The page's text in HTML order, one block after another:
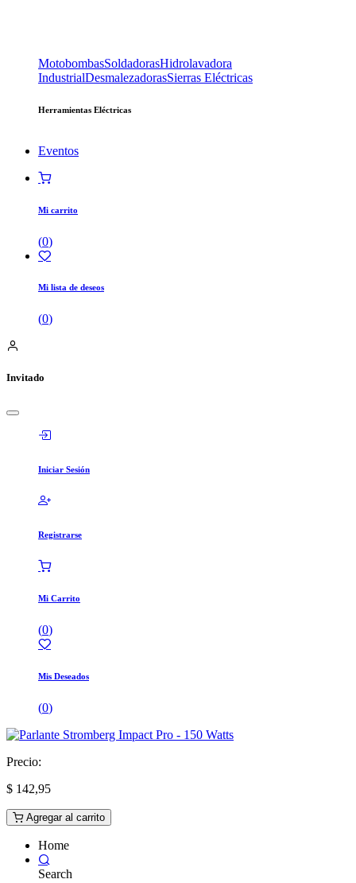
MotobombasSoldadorasHidrolavadora
IndustrialDesmalezadorasSierras Eléctricas
Herramientas Eléctricas
Eventos
Mi carrito
(0)
Mi lista de deseos
(0)
Invitado
Iniciar Sesión
Registrarse
Mi Carrito
(0)
Mis Deseados
(0)
Precio:
$ 142,95
Agregar al carrito
Home
Search